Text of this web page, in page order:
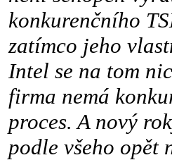
konkurenčního
zatímco jeho
Intel se na tom
firma nemá
proces. A nový
podle všeho opět